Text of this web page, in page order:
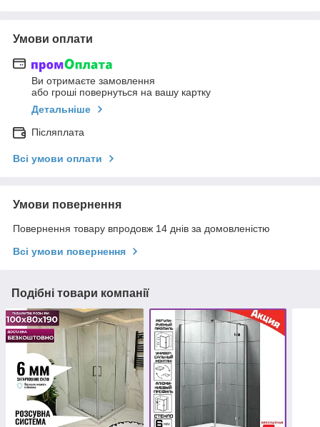
Умови оплати
Ви отримаєте замовлення
або гроші повернуться на вашу картку
Детальніше
Післяплата
Всі умови оплати
Умови повернення
Повернення товару впродовж 14 днів за домовленістю
Всі умови повернення
Подібні товари компанії